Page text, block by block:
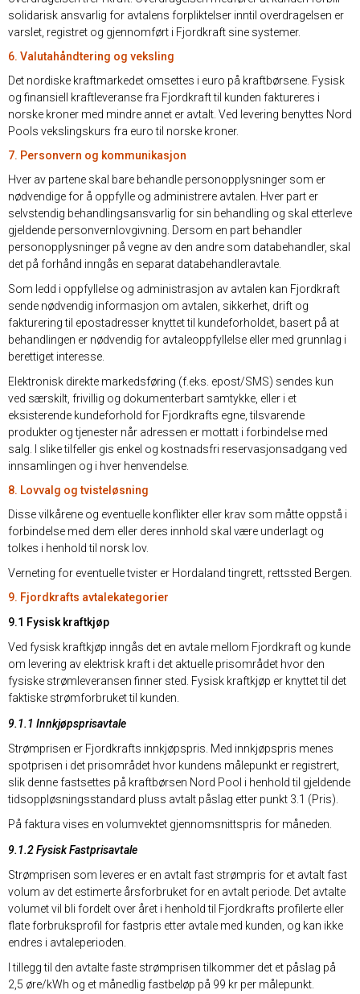
solidarisk ansvarlig for avtalens forpliktelser inntil overdragelsen er
varslet, registret og gjennomført i Fjordkraft sine systemer.
6. Valutahåndtering og veksling
Det nordiske kraftmarkedet omsettes i euro på kraftbørsene. Fysisk
og finansiell kraftleveranse fra Fjordkraft til kunden faktureres i
norske kroner med mindre annet er avtalt. Ved levering benyttes Nord
Pools vekslingskurs fra euro til norske kroner.
7. Personvern og kommunikasjon
Hver av partene skal bare behandle personopplysninger som er
nødvendige for å oppfylle og administrere avtalen. Hver part er
selvstendig behandlingsansvarlig for sin behandling og skal etterleve
gjeldende personvernlovgivning. Dersom en part behandler
personopplysninger på vegne av den andre som databehandler, skal
det på forhånd inngås en separat databehandleravtale.
Som ledd i oppfyllelse og administrasjon av avtalen kan Fjordkraft
sende nødvendig informasjon om avtalen, sikkerhet, drift og
fakturering til epostadresser knyttet til kundeforholdet, basert på at
behandlingen er nødvendig for avtaleoppfyllelse eller med grunnlag i
berettiget interesse.
Elektronisk direkte markedsføring (f.eks. epost/SMS) sendes kun
ved særskilt, frivillig og dokumenterbart samtykke, eller i et
eksisterende kundeforhold for Fjordkrafts egne, tilsvarende
produkter og tjenester når adressen er mottatt i forbindelse med
salg. I slike tilfeller gis enkel og kostnadsfri reservasjonsadgang ved
innsamlingen og i hver henvendelse.
8. Lovvalg og tvisteløsning
Disse vilkårene og eventuelle konflikter eller krav som måtte oppstå i
forbindelse med dem eller deres innhold skal være underlagt og
tolkes i henhold til norsk lov.
Verneting for eventuelle tvister er Hordaland tingrett, rettssted Bergen.
9. Fjordkrafts avtalekategorier
9.1 Fysisk kraftkjøp
Ved fysisk kraftkjøp inngås det en avtale mellom Fjordkraft og kunde
om levering av elektrisk kraft i det aktuelle prisområdet hvor den
fysiske strømleveransen finner sted. Fysisk kraftkjøp er knyttet til det
faktiske strømforbruket til kunden.
9.1.1 Innkjøpsprisavtale
Strømprisen er Fjordkrafts innkjøpspris. Med innkjøpspris menes
spotprisen i det prisområdet hvor kundens målepunkt er registrert,
slik denne fastsettes på kraftbørsen Nord Pool i henhold til gjeldende
tidsoppløsningsstandard pluss avtalt påslag etter punkt 3.1 (Pris).
På faktura vises en volumvektet gjennomsnittspris for måneden.
9.1.2 Fysisk Fastprisavtale
Strømprisen som leveres er en avtalt fast strømpris for et avtalt fast
volum av det estimerte årsforbruket for en avtalt periode. Det avtalte
volumet vil bli fordelt over året i henhold til Fjordkrafts profilerte eller
flate forbruksprofil for fastpris etter avtale med kunden, og kan ikke
endres i avtaleperioden.
I tillegg til den avtalte faste strømprisen tilkommer det et påslag på
2,5 øre/kWh og et månedlig fastbeløp på 99 kr per målepunkt.